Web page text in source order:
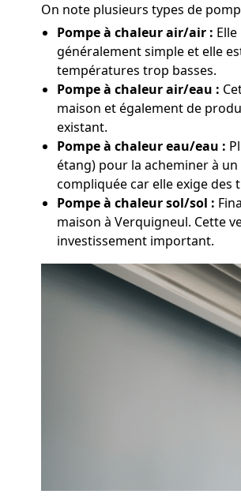
On note plusieurs types de
Pompe à chaleur air/air :
généralement simple et elle
températures trop basses.
Pompe à chaleur air/eau :
maison et également de
existant.
Pompe à chaleur eau/eau :
étang) pour la acheminer à
compliquée car elle exige
Pompe à chaleur sol/sol :
maison à Verquigneul. Cette
investissement important.